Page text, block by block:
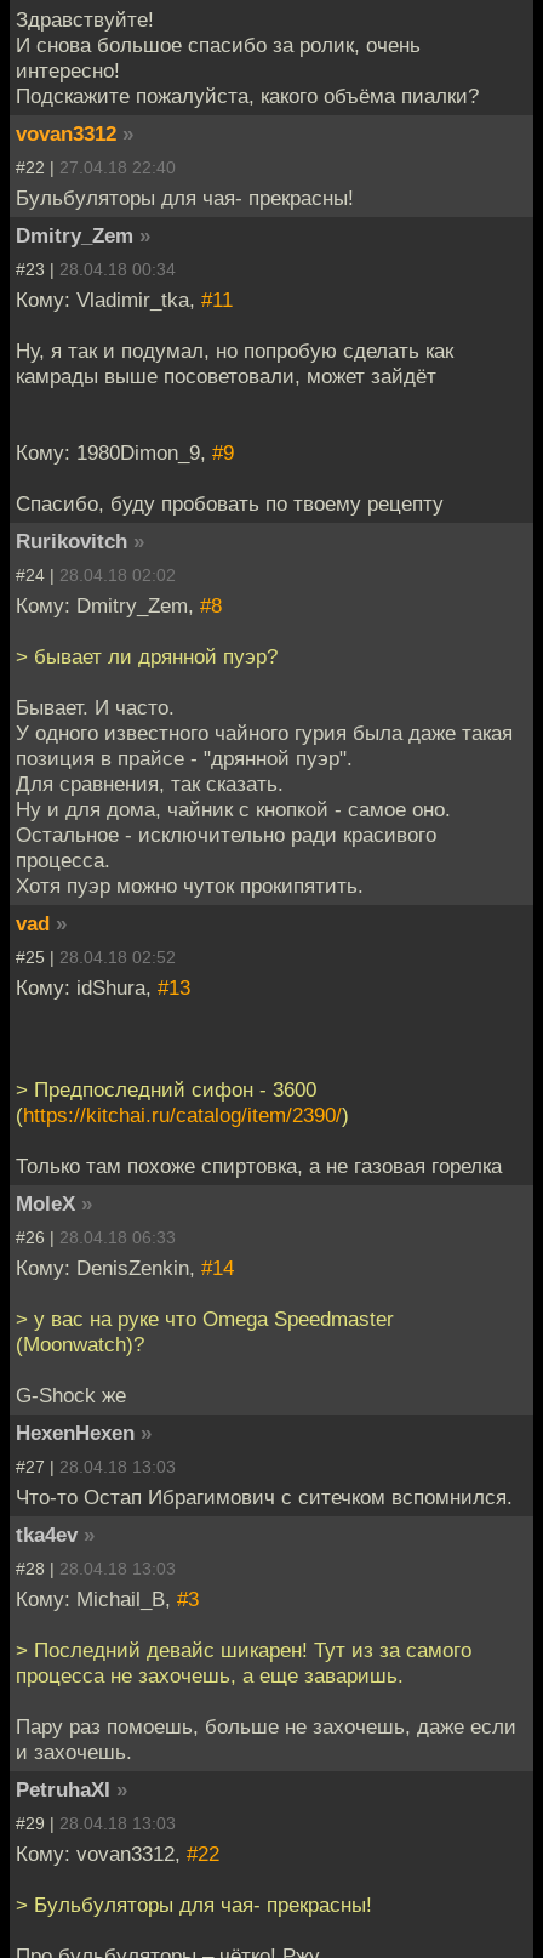
Здравствуйте!
И снова большое спасибо за ролик, очень
интересно!
Подскажите пожалуйста, какого объёма пиалки?
vovan3312 »
#22 | 27.04.18 22:40
Бульбуляторы для чая- прекрасны!
Dmitry_Zem »
#23 | 28.04.18 00:34
Кому: Vladimir_tka, #11
Ну, я так и подумал, но попробую сделать как
камрады выше посоветовали, может зайдёт
Кому: 1980Dimon_9, #9
Спасибо, буду пробовать по твоему рецепту
Rurikovitch »
#24 | 28.04.18 02:02
Кому: Dmitry_Zem, #8
> бывает ли дрянной пуэр?
Бывает. И часто.
У одного известного чайного гурия была даже такая
позиция в прайсе - "дрянной пуэр".
Для сравнения, так сказать.
Ну и для дома, чайник с кнопкой - самое оно.
Остальное - исключительно ради красивого
процесса.
Хотя пуэр можно чуток прокипятить.
vad »
#25 | 28.04.18 02:52
Кому: idShura, #13
> Предпоследний сифон - 3600
(https://kitchai.ru/catalog/item/2390/)
Только там похоже спиртовка, а не газовая горелка
MoleX »
#26 | 28.04.18 06:33
Кому: DenisZenkin, #14
> у вас на руке что Omega Speedmaster
(Moonwatch)?
G-Shock же
HexenHexen »
#27 | 28.04.18 13:03
Что-то Остап Ибрагимович с ситечком вспомнился.
tka4ev »
#28 | 28.04.18 13:03
Кому: Michail_B, #3
> Последний девайс шикарен! Тут из за самого
процесса не захочешь, а еще заваришь.
Пару раз помоешь, больше не захочешь, даже если
и захочешь.
PetruhaXI »
#29 | 28.04.18 13:03
Кому: vovan3312, #22
> Бульбуляторы для чая- прекрасны!